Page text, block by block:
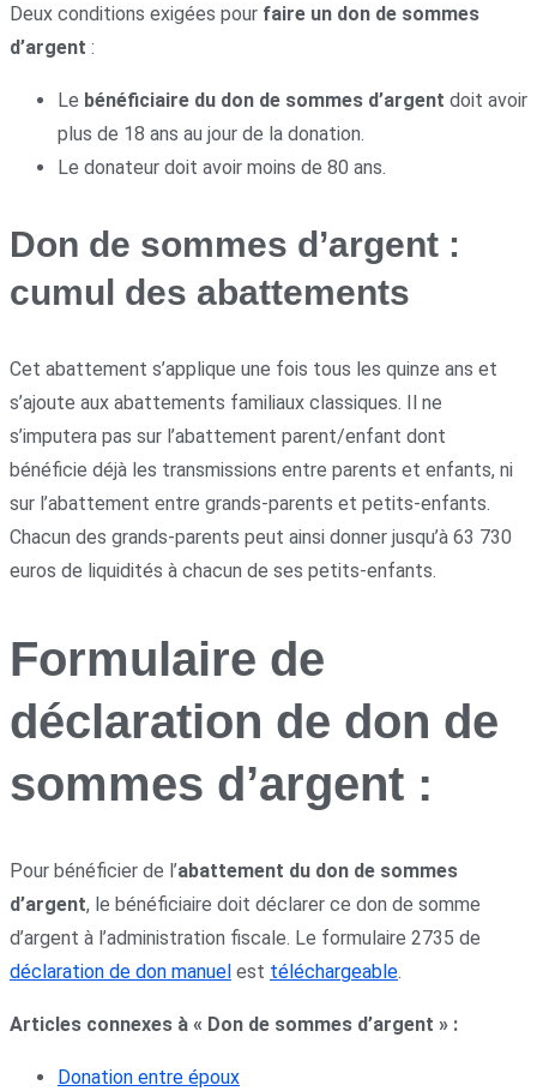
Deux conditions exigées pour faire un don de sommes
d’argent :
Le bénéficiaire du don de sommes d’argent doit avoir
plus de 18 ans au jour de la donation.
Le donateur doit avoir moins de 80 ans.
Don de sommes d’argent :
cumul des abattements
Cet abattement s’applique une fois tous les quinze ans et
s’ajoute aux abattements familiaux classiques. Il ne
s’imputera pas sur l’abattement parent/enfant dont
bénéficie déjà les transmissions entre parents et enfants, ni
sur l’abattement entre grands-parents et petits-enfants.
Chacun des grands-parents peut ainsi donner jusqu’à 63 730
euros de liquidités à chacun de ses petits-enfants.
Formulaire de
déclaration de don de
sommes d’argent :
Pour bénéficier de l’abattement du don de sommes
d’argent, le bénéficiaire doit déclarer ce don de somme
d’argent à l’administration fiscale. Le formulaire 2735 de
déclaration de don manuel est téléchargeable.
Articles connexes à « Don de sommes d’argent » :
Donation entre époux